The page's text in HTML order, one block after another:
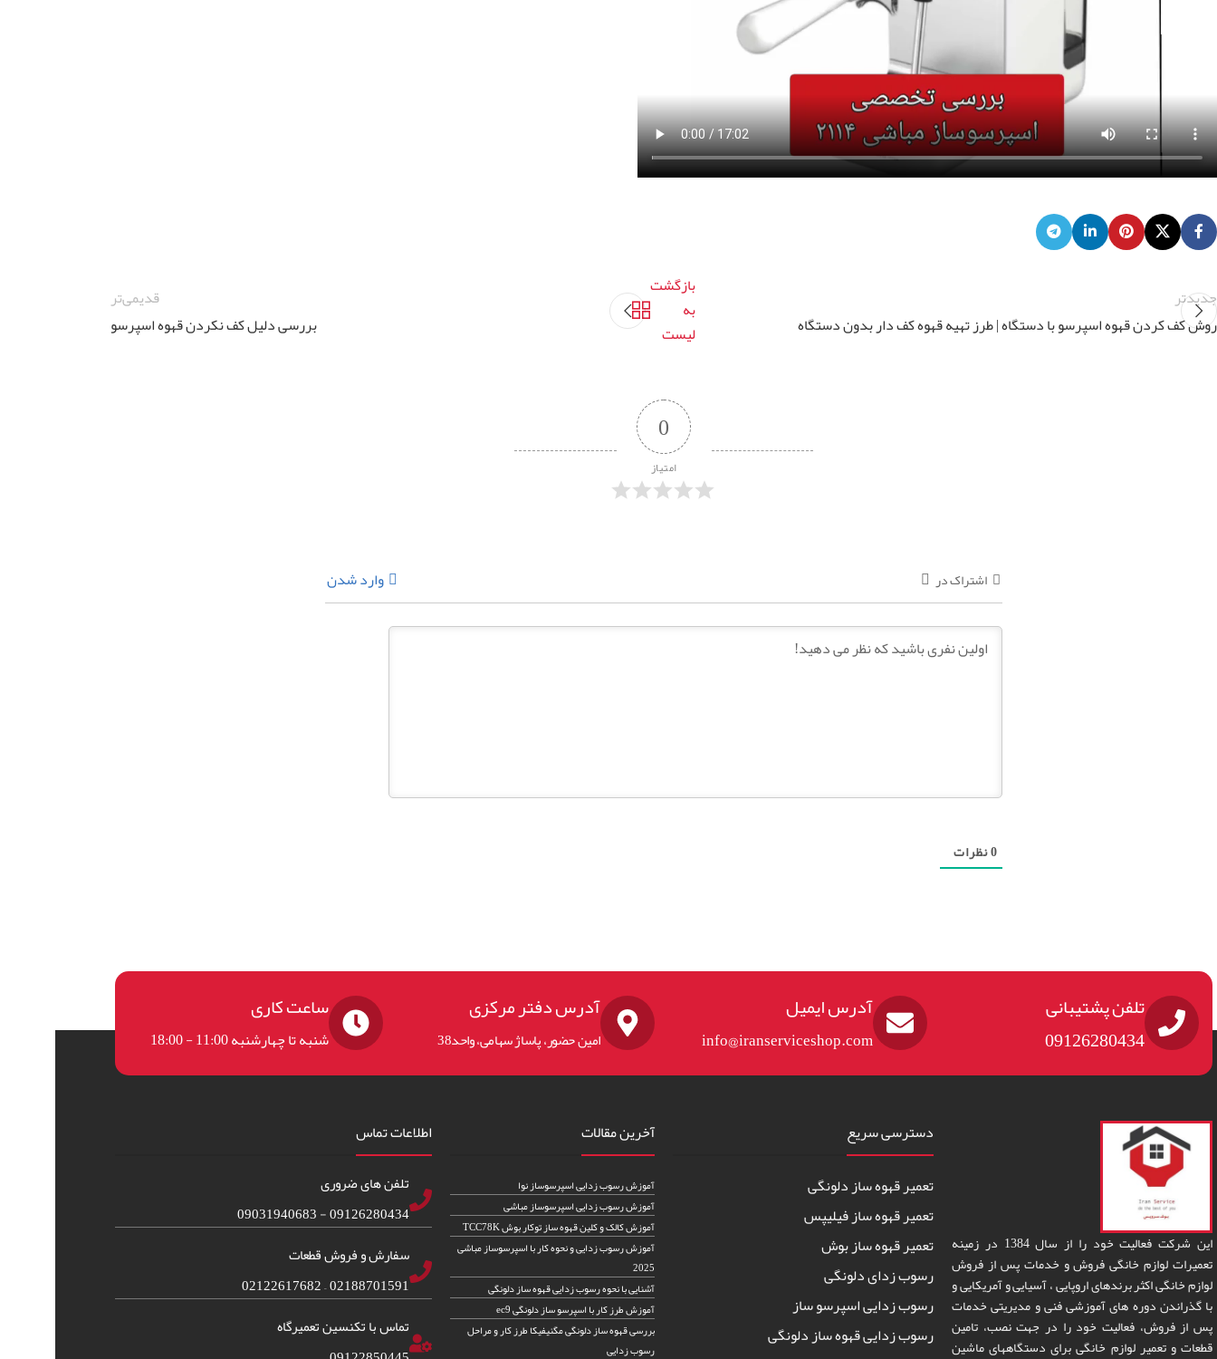
جدیدتر
روش كف كردن قهوه اسپرسو با دستگاه | طرز تهیه قهوه کف دار بدون دستگاه
بازگشت
به
لیست
قدیمی‌تر
بررسی دلیل کف نکردن قهوه اسپرسو
0
امتیاز
اشتراک در وارد شدن
0نظرات
تلفن پشتیبانی
09126280434
آدرس ایمیل
info@iranserviceshop.com
آدرس دفتر مرکزی
امین حضور، پاساژ سهامی، واحد38
ساعت کاری
شنبه تا چهارشنبه 11:00 - 18:00
این شرکت فعالیت خود را از سال 1384 در زمینه
تعمیرات لوازم خانگی فروش و خدمات پس از فروش
لوازم خانگی اکثر برندهای اروپایی ، آسیایی و آمریکایی و
با گذراندن دوره های آموزشی فنی و مدیریتی خدمات
پس از فروش، فعالیت خود را در جهت نصب، تامین
قطعات و تعمیر لوازم خانگی برای دستگاههای ماشین
دسترسی سریع
تعمیر قهوه ساز دلونگی
تعمیر قهوه ساز فیلیپس
تعمیر قهوه ساز بوش
رسوب زدای دلونگی
رسوب زدایی اسپرسو ساز
رسوب زدایی قهوه ساز دلونگی
آخرین مقالات
آموزش رسوب زدایی اسپرسوساز نوا
آموزش رسوب زدایی اسپرسوساز مباشی
آموزش کالک و کلین قهوه ساز توکار بوش TCC78K
آموزش رسوب زدایی و نحوه کار با اسپرسوساز مباشی
2025
آشنایی با نحوه رسوب زدایی قهوه ساز دلونگی
آموزش طرز کار با اسپرسو ساز دلونگی ec9
بررسی قهوه ساز دلونگی مگنیفیکا طرز کار و مراحل
رسوب زدایی
اطلاعات تماس
تلفن های ضروری
09126280434 - 09031940683
سفارش و فروش قطعات
02188701591 – 02122617682
تماس با تکنسین تعمیرگاه